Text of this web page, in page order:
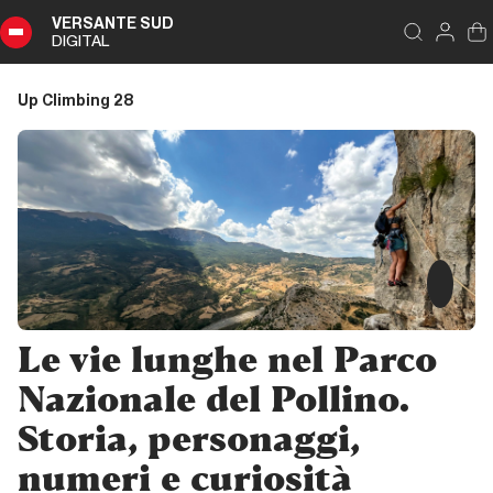
VERSANTE SUD
DIGITAL
Indice
Climbing
28
Zusammenfassung
Editoriale
Storia
Storia
Le vie lunghe nel Parco
Nazionale del Pollino.
Storia, personaggi,
numeri e curiosità
Up Climbing 28